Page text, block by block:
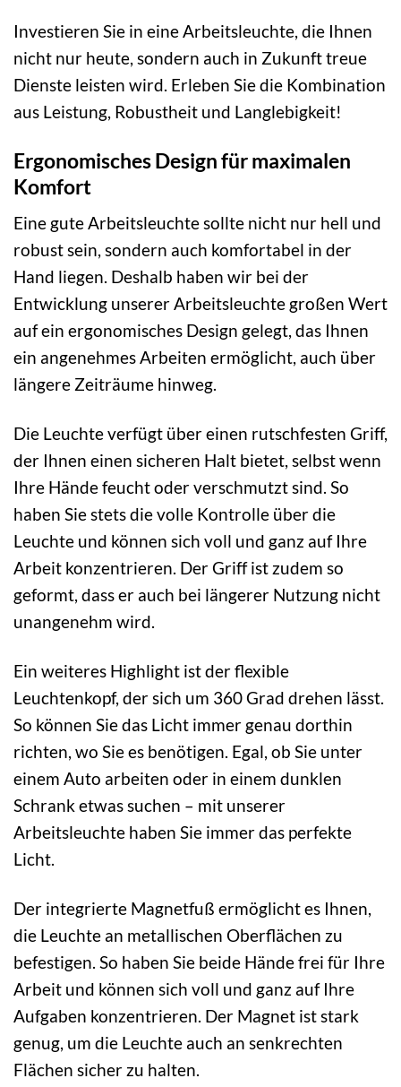
Investieren Sie in eine Arbeitsleuchte, die Ihnen
nicht nur heute, sondern auch in Zukunft treue
Dienste leisten wird. Erleben Sie die Kombination
aus Leistung, Robustheit und Langlebigkeit!
Ergonomisches Design für maximalen
Komfort
Eine gute Arbeitsleuchte sollte nicht nur hell und
robust sein, sondern auch komfortabel in der
Hand liegen. Deshalb haben wir bei der
Entwicklung unserer Arbeitsleuchte großen Wert
auf ein ergonomisches Design gelegt, das Ihnen
ein angenehmes Arbeiten ermöglicht, auch über
längere Zeiträume hinweg.
Die Leuchte verfügt über einen rutschfesten Griff,
der Ihnen einen sicheren Halt bietet, selbst wenn
Ihre Hände feucht oder verschmutzt sind. So
haben Sie stets die volle Kontrolle über die
Leuchte und können sich voll und ganz auf Ihre
Arbeit konzentrieren. Der Griff ist zudem so
geformt, dass er auch bei längerer Nutzung nicht
unangenehm wird.
Ein weiteres Highlight ist der flexible
Leuchtenkopf, der sich um 360 Grad drehen lässt.
So können Sie das Licht immer genau dorthin
richten, wo Sie es benötigen. Egal, ob Sie unter
einem Auto arbeiten oder in einem dunklen
Schrank etwas suchen – mit unserer
Arbeitsleuchte haben Sie immer das perfekte
Licht.
Der integrierte Magnetfuß ermöglicht es Ihnen,
die Leuchte an metallischen Oberflächen zu
befestigen. So haben Sie beide Hände frei für Ihre
Arbeit und können sich voll und ganz auf Ihre
Aufgaben konzentrieren. Der Magnet ist stark
genug, um die Leuchte auch an senkrechten
Flächen sicher zu halten.